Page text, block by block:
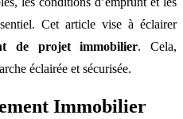
Cet article vise à éclairer
de projet immobilier. Cela,
éclairée et sécurisée.
Immobilier